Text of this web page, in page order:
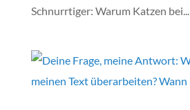
Schnurrtiger: Warum Katzen bei...